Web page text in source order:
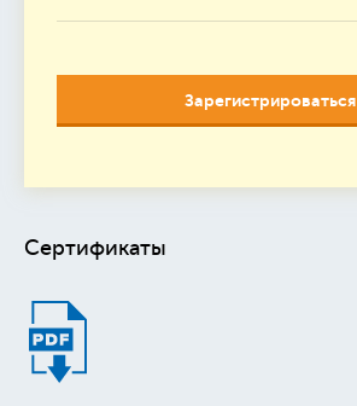
Зарегистрироваться
Сертификаты